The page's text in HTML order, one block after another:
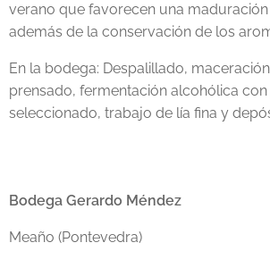
verano que favorecen una
además de la conservación de los
En la bodega: Despalillado,
prensado, fermentación alcohólica
seleccionado, trabajo de lía fina y
Bodega Gerardo Méndez
Meaño (Pontevedra)